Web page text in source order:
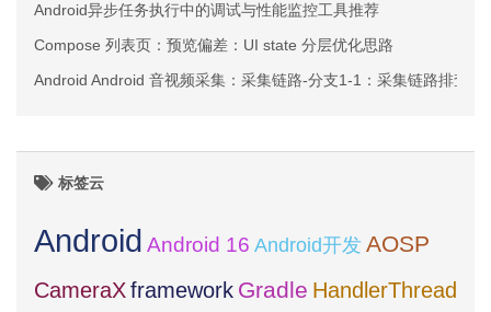
Android异步任务执行中的调试与性能监控工具推荐
Compose 列表页：预览偏差：UI state 分层优化思路
Android Android 音视频采集：采集链路-分支1-1：采集链路排查步
标签云
Android Android 16 Android开发 AOSP
CameraXframework Gradle HandlerThread